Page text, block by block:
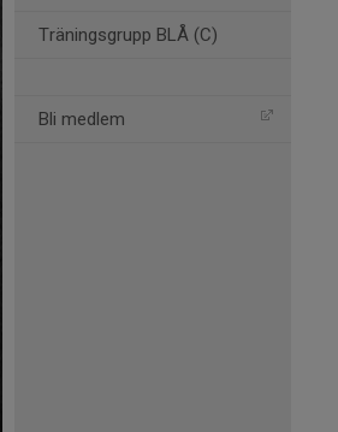
Träningsgrupp BLÅ (C)
Bli medlem